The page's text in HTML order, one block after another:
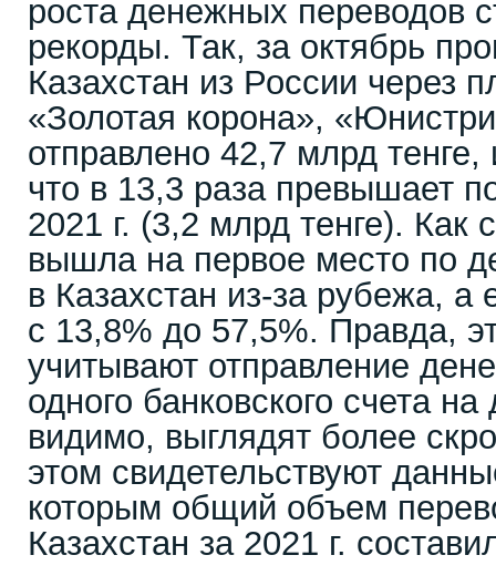
роста денежных переводов
рекорды. Так, за октябрь
Казахстан из России через
«Золотая корона»,
отправлено 42,7 млрд
что в 13,3 раза превышает
2021 г. (3,2 млрд тенге). Как
вышла на первое место по
в Казахстан из-за рубежа, а
с 13,8% до 57,5%. Правда,
учитывают отправление
одного банковского счета
видимо, выглядят более
этом свидетельствуют
которым общий объем
Казахстан за 2021 г.